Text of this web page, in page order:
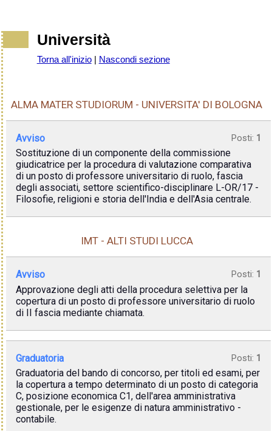
Università
Torna all'inizio| Nascondi sezione
ALMA MATER STUDIORUM - UNIVERSITA' DI BOLOGNA
Avviso Posti: 1
Sostituzione di un componente della commissione
giudicatrice per la procedura di valutazione comparativa
di un posto di professore universitario di ruolo, fascia
degli associati, settore scientifico-disciplinare L-OR/17 -
Filosofie, religioni e storia dell'India e dell'Asia centrale.
IMT - ALTI STUDI LUCCA
Avviso Posti: 1
Approvazione degli atti della procedura selettiva per la
copertura di un posto di professore universitario di ruolo
di II fascia mediante chiamata.
Graduatoria Posti: 1
Graduatoria del bando di concorso, per titoli ed esami, per
la copertura a tempo determinato di un posto di categoria
C, posizione economica C1, dell'area amministrativa
gestionale, per le esigenze di natura amministrativo -
contabile.